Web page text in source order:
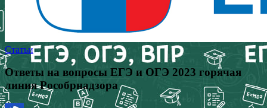
Статьи
Ответы на вопросы ЕГЭ и ОГЭ 2023 горячая
линия Рособрнадзора